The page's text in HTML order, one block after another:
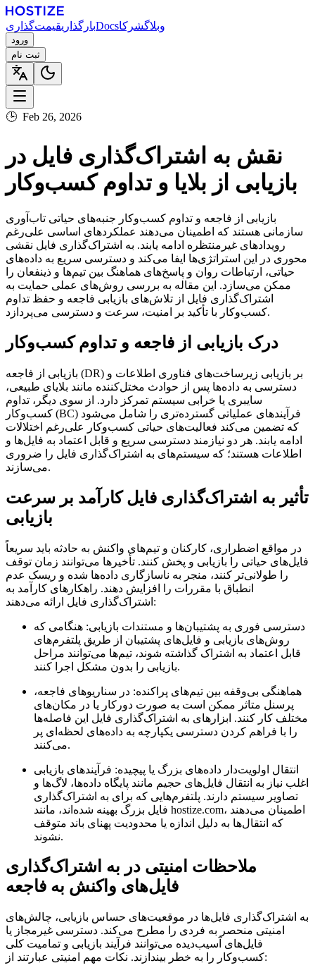
بارگذاریقیمت‌گذاری Docs وبلاگشرکا
ورود
ثبت نام
🕒 Feb 26, 2026
نقش به اشتراک‌گذاری فایل در
بازیابی از بلایا و تداوم کسب‌وکار
بازیابی از فاجعه و تداوم کسب‌وکار جنبه‌های حیاتی تاب‌آوری
سازمانی هستند که اطمینان می‌دهند عملکردهای اساسی علی‌رغم
رویدادهای غیرمنتظره ادامه یابند. به اشتراک‌گذاری فایل نقشی
محوری در این استراتژی‌ها ایفا می‌کند و دسترسی سریع به داده‌های
حیاتی، ارتباطات روان و پاسخ‌های هماهنگ بین تیم‌ها و ذینفعان را
ممکن می‌سازد. این مقاله به بررسی روش‌های عملی حمایت به
اشتراک‌گذاری فایل از تلاش‌های بازیابی فاجعه و حفظ تداوم
کسب‌وکار با تأکید بر امنیت، سرعت و دسترسی می‌پردازد.
درک بازیابی از فاجعه و تداوم کسب‌وکار
بازیابی از فاجعه (DR) بر بازیابی زیرساخت‌های فناوری اطلاعات و
دسترسی به داده‌ها پس از حوادث مختل‌کننده مانند بلایای طبیعی،
سایبری یا خرابی سیستم تمرکز دارد. از سوی دیگر، تداوم
کسب‌وکار (BC) فرآیندهای عملیاتی گسترده‌تری را شامل می‌شود
که تضمین می‌کند فعالیت‌های حیاتی کسب‌وکار علی‌رغم اختلالات
ادامه یابند. هر دو نیازمند دسترسی سریع و قابل اعتماد به فایل‌ها و
اطلاعات هستند؛ که سیستم‌های به اشتراک‌گذاری فایل را ضروری
می‌سازند.
تأثیر به اشتراک‌گذاری فایل کارآمد بر سرعت
بازیابی
در مواقع اضطراری، کارکنان و تیم‌های واکنش به حادثه باید سریعاً
فایل‌های حیاتی را بازیابی و پخش کنند. تأخیرها می‌توانند زمان توقف
را طولانی‌تر کنند، منجر به ناسازگاری داده‌ها شده و ریسک عدم
انطباق با مقررات را افزایش دهند. راهکارهای کارآمد به
اشتراک‌گذاری فایل ارائه می‌دهند:
دسترسی فوری به پشتیبان‌ها و مستندات بازیابی: هنگامی که
روش‌های بازیابی و فایل‌های پشتیبان از طریق پلتفرم‌های
قابل اعتماد به اشتراک گذاشته شوند، تیم‌ها می‌توانند مراحل
بازیابی را بدون مشکل اجرا کنند.
هماهنگی بی‌وقفه بین تیم‌های پراکنده: در سناریوهای فاجعه،
پرسنل متاثر ممکن است به صورت دورکار یا در مکان‌های
مختلف کار کنند. ابزارهای به اشتراک‌گذاری فایل این فاصله‌ها
را با فراهم کردن دسترسی یکپارچه به داده‌های لحظه‌ای پر
می‌کنند.
انتقال اولویت‌دار داده‌های بزرگ یا پیچیده: فرآیندهای بازیابی
اغلب نیاز به انتقال فایل‌های حجیم مانند پایگاه داده‌ها، لاگ‌ها و
تصاویر سیستم دارند. پلتفرم‌هایی که برای به اشتراک‌گذاری
فایل بزرگ بهینه شده‌اند، مانند hostize.com، اطمینان می‌دهند
که انتقال‌ها به دلیل اندازه یا محدودیت پهنای باند متوقف
نشوند.
ملاحظات امنیتی در به اشتراک‌گذاری
فایل‌های واکنش به فاجعه
به اشتراک‌گذاری فایل‌ها در موقعیت‌های حساس بازیابی، چالش‌های
امنیتی منحصر به فردی را مطرح می‌کند. دسترسی غیرمجاز یا
فایل‌های آسیب‌دیده می‌توانند فرآیند بازیابی و تمامیت کلی
کسب‌وکار را به خطر بیندازند. نکات مهم امنیتی عبارتند از: